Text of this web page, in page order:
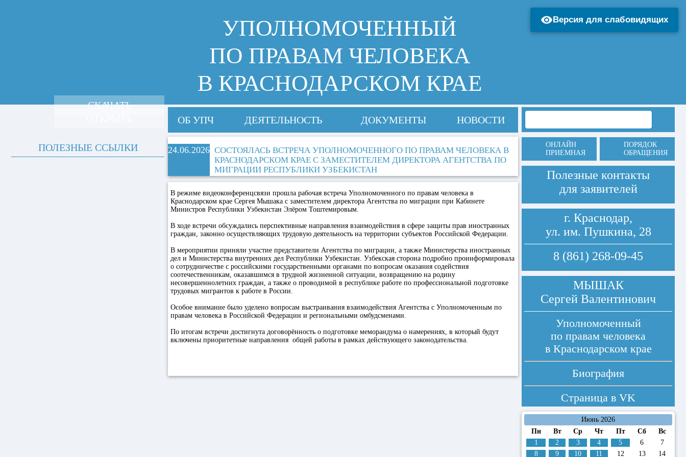
УПОЛНОМОЧЕННЫЙ
ПО ПРАВАМ ЧЕЛОВЕКА
В КРАСНОДАРСКОМ КРАЕ
ОБ УПЧ ДЕЯТЕЛЬНОСТЬ ДОКУМЕНТЫ НОВОСТИ
24.06.2026 СОСТОЯЛАСЬ ВСТРЕЧА УПОЛНОМОЧЕННОГО ПО ПРАВАМ ЧЕЛОВЕКА В
КРАСНОДАРСКОМ КРАЕ С ЗАМЕСТИТЕЛЕМ ДИРЕКТОРА АГЕНТСТВА ПО
МИГРАЦИИ РЕСПУБЛИКИ УЗБЕКИСТАН
В режиме видеоконференцсвязи прошла рабочая встреча Уполномоченного по правам человека в
Краснодарском крае Сергея Мышака с заместителем директора Агентства по миграции при Кабинете
Министров Республики Узбекистан Элёром Тоштемировым.
В ходе встречи обсуждались перспективные направления взаимодействия в сфере защиты прав иностранных
граждан, законно осуществляющих трудовую деятельность на территории субъектов Российской Федерации.
В мероприятии приняли участие представители Агентства по миграции, а также Министерства иностранных
дел и Министерства внутренних дел Республики Узбекистан. Узбекская сторона подробно проинформировала
о сотрудничестве с российскими государственными органами по вопросам оказания содействия
соотечественникам, оказавшимся в трудной жизненной ситуации, возвращению на родину
несовершеннолетних граждан, а также о проводимой в республике работе по профессиональной подготовке
трудовых мигрантов к работе в России.
Особое внимание было уделено вопросам выстраивания взаимодействия Агентства с Уполномоченным по
правам человека в Российской Федерации и региональными омбудсменами.
По итогам встречи достигнута договорённость о подготовке меморандума о намерениях, в который будут
включены приоритетные направления общей работы в рамках действующего законодательства.
СКАЧАТЬ
ПОЛЕЗНЫЕ ССЫЛКИ
ОНЛАЙН
ПРИЕМНАЯ
ПОРЯДОК
ОБРАЩЕНИЯ
Полезные контакты
для заявителей
г. Краснодар,
ул. им. Пушкина, 28
8 (861) 268-09-45
МЫШАК
Сергей Валентинович
Уполномоченный
по правам человека
в Краснодарском крае
Биография
Страница в VK
Июнь 2026
Пн
Вт Ср Чт Пт Сб
Вс
1
2 3 4 5 6
7
8
9 10 11 12 13 14
Версия для слабовидящих